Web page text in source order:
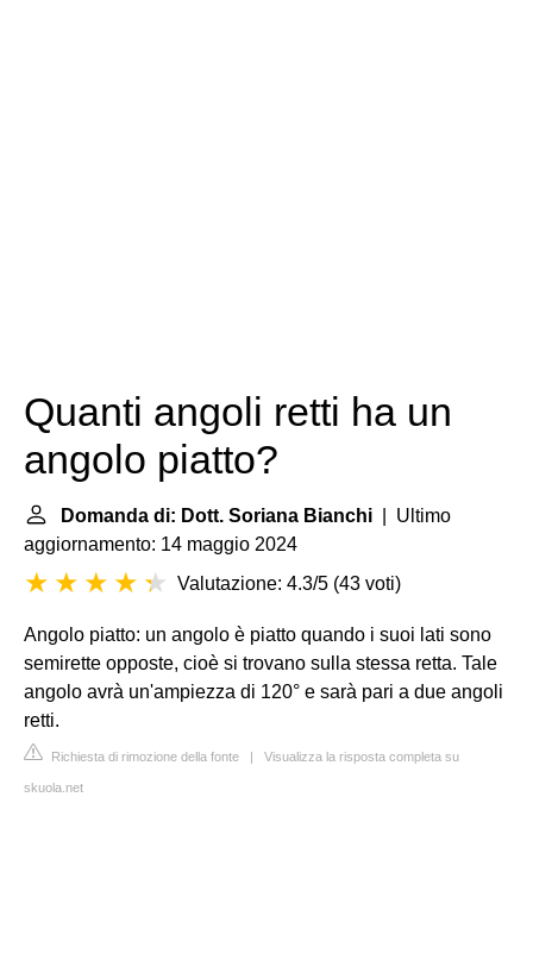
Quanti angoli retti ha un
angolo piatto?
Domanda di: Dott. Soriana Bianchi | Ultimo
aggiornamento: 14 maggio 2024
Valutazione: 4.3/5 (43 voti)
Angolo piatto: un angolo è piatto quando i suoi lati sono
semirette opposte, cioè si trovano sulla stessa retta. Tale
angolo avrà un'ampiezza di 120° e sarà pari a due angoli
retti.
Richiesta di rimozione della fonte | Visualizza la risposta completa su
skuola.net